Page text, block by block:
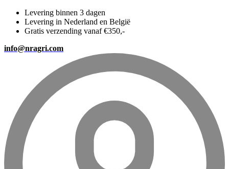
Levering binnen 3 dagen
Levering in Nederland en België
Gratis verzending vanaf €350,-
info@nragri.com